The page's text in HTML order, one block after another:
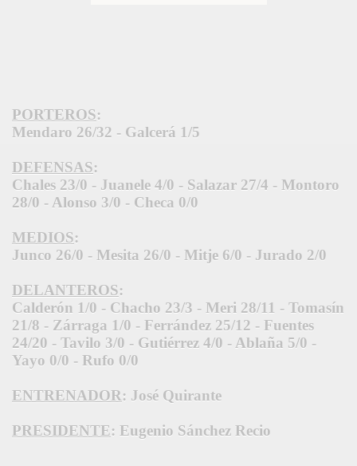
PORTEROS:
Mendaro 26/32 - Galcerá 1/5
DEFENSAS:
Chales 23/0 - Juanele 4/0 - Salazar 27/4 - Montoro
28/0 - Alonso 3/0 - Checa 0/0
MEDIOS:
Junco 26/0 - Mesita 26/0 - Mitje 6/0 - Jurado 2/0
DELANTEROS:
Calderón 1/0 - Chacho 23/3 - Meri 28/11 - Tomasín
21/8 - Zárraga 1/0 - Ferrández 25/12 - Fuentes
24/20 - Tavilo 3/0 - Gutiérrez 4/0 - Ablaña 5/0 -
Yayo 0/0 - Rufo 0/0
ENTRENADOR: José Quirante
PRESIDENTE: Eugenio Sánchez Recio